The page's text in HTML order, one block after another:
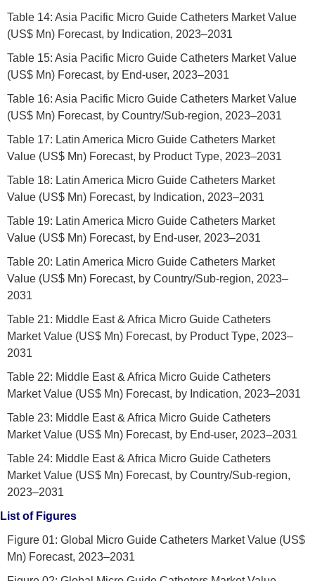
Table 14: Asia Pacific Micro Guide Catheters Market Value
(US$ Mn) Forecast, by Indication, 2023–2031
Table 15: Asia Pacific Micro Guide Catheters Market Value
(US$ Mn) Forecast, by End-user, 2023–2031
Table 16: Asia Pacific Micro Guide Catheters Market Value
(US$ Mn) Forecast, by Country/Sub-region, 2023–2031
Table 17: Latin America Micro Guide Catheters Market
Value (US$ Mn) Forecast, by Product Type, 2023–2031
Table 18: Latin America Micro Guide Catheters Market
Value (US$ Mn) Forecast, by Indication, 2023–2031
Table 19: Latin America Micro Guide Catheters Market
Value (US$ Mn) Forecast, by End-user, 2023–2031
Table 20: Latin America Micro Guide Catheters Market
Value (US$ Mn) Forecast, by Country/Sub-region, 2023–
2031
Table 21: Middle East & Africa Micro Guide Catheters
Market Value (US$ Mn) Forecast, by Product Type, 2023–
2031
Table 22: Middle East & Africa Micro Guide Catheters
Market Value (US$ Mn) Forecast, by Indication, 2023–2031
Table 23: Middle East & Africa Micro Guide Catheters
Market Value (US$ Mn) Forecast, by End-user, 2023–2031
Table 24: Middle East & Africa Micro Guide Catheters
Market Value (US$ Mn) Forecast, by Country/Sub-region,
2023–2031
List of Figures
Figure 01: Global Micro Guide Catheters Market Value (US$
Mn) Forecast, 2023–2031